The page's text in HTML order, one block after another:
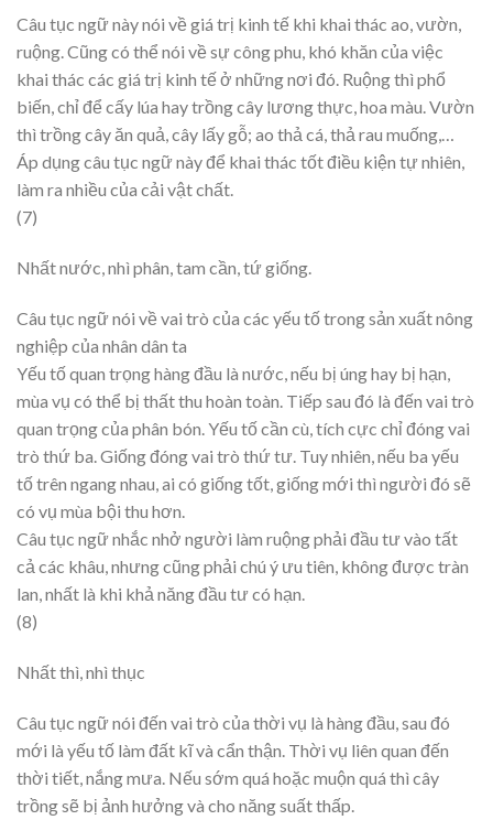
Câu tục ngữ này nói về giá trị kinh tế khi khai thác ao, vườn,
ruộng. Cũng có thể nói về sự công phu, khó khăn của việc
khai thác các giá trị kinh tế ở những nơi đó. Ruộng thì phổ
biến, chỉ để cấy lúa hay trồng cây lương thực, hoa màu. Vườn
thì trồng cây ăn quả, cây lấy gỗ; ao thả cá, thả rau muống,…
Áp dụng câu tục ngữ này để khai thác tốt điều kiện tự nhiên,
làm ra nhiều của cải vật chất.
(7)
Nhất nước, nhì phân, tam cần, tứ giống.
Câu tục ngữ nói về vai trò của các yếu tố trong sản xuất nông
nghiệp của nhân dân ta
Yếu tố quan trọng hàng đầu là nước, nếu bị úng hay bị hạn,
mùa vụ có thể bị thất thu hoàn toàn. Tiếp sau đó là đến vai trò
quan trọng của phân bón. Yếu tố cần cù, tích cực chỉ đóng vai
trò thứ ba. Giống đóng vai trò thứ tư. Tuy nhiên, nếu ba yếu
tố trên ngang nhau, ai có giống tốt, giống mới thì người đó sẽ
có vụ mùa bội thu hơn.
Câu tục ngữ nhắc nhở người làm ruộng phải đầu tư vào tất
cả các khâu, nhưng cũng phải chú ý ưu tiên, không được tràn
lan, nhất là khi khả năng đầu tư có hạn.
(8)
Nhất thì, nhì thục
Câu tục ngữ nói đến vai trò của thời vụ là hàng đầu, sau đó
mới là yếu tố làm đất kĩ và cẩn thận. Thời vụ liên quan đến
thời tiết, nắng mưa. Nếu sớm quá hoặc muộn quá thì cây
trồng sẽ bị ảnh hưởng và cho năng suất thấp.